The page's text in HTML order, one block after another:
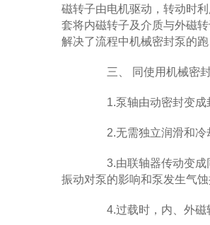
磁转子由电机驱动，转动时
套将内磁转子及介质与外磁
解决了流程中机械密封泵的
三、 同使用机械密封
1.泵轴由动密封变成
2.无需独立润滑和冷
3.由联轴器传动变成同
振动对泵的影响和泵发生气
4.过载时，内、外磁转